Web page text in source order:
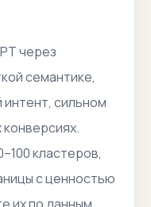
через
семантике,
сильном
кластеров,
с ценностью